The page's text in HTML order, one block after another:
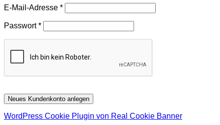
E-Mail-Adresse *Erforderlich
Passwort*Erforderlich
Neues Kundenkonto anlegen
WordPress Cookie Plugin von Real Cookie Banner